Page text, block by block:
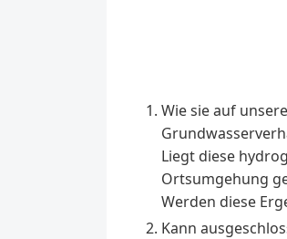
Wie sie auf
Liegt diese
Ortsumgehung
Werden diese
Kann